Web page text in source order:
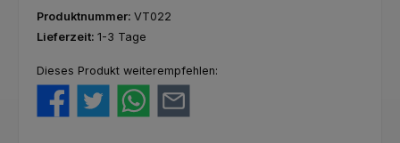
Produktnummer: VT022
Lieferzeit: 1-3 Tage
Dieses Produkt weiterempfehlen: